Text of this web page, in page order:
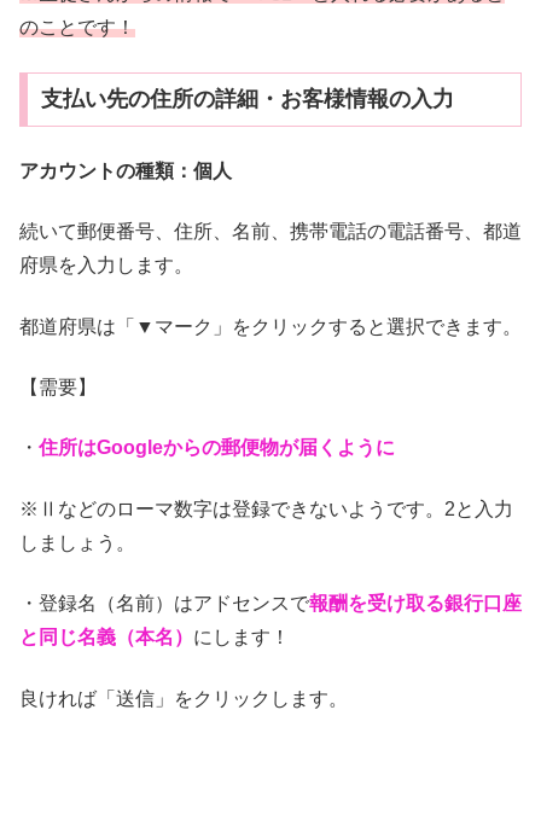
のことです！
支払い先の住所の詳細・お客様情報の入力
アカウントの種類：個人
続いて郵便番号、住所、名前、携帯電話の電話番号、都道
府県を入力します。
都道府県は「▼マーク」をクリックすると選択できます。
【需要】
・ 住所はGoogleからの郵便物が届くように
※Ⅱなどのローマ数字は登録できないようです。2と入力
しましょう。
・登録名（名前）はアドセンスで報酬を受け取る銀行口座
と同じ名義（本名） にします！
良ければ「送信」をクリックします。